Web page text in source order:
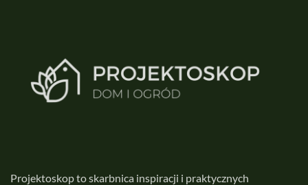
Projektoskop to skarbnica inspiracji i praktycznych